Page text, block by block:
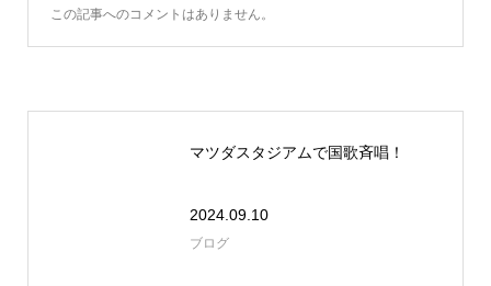
この記事へのコメントはありません。
マツダスタジアムで国歌斉唱！
2024.09.10
ブログ